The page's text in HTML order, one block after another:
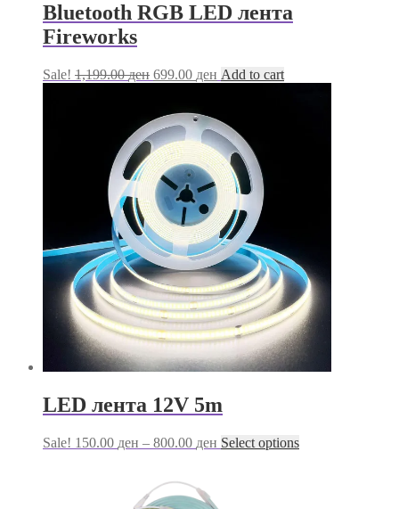
Bluetooth RGB LED лента
Fireworks
Sale! 1,199.00ден Original
1,199.00 ден.
699.00 ден Current
699.00 ден.
Add to cart
LED лента 12V 5m
Sale! 150.00 ден – 800.00 ден Price
800.00 ден
Select optionsThis